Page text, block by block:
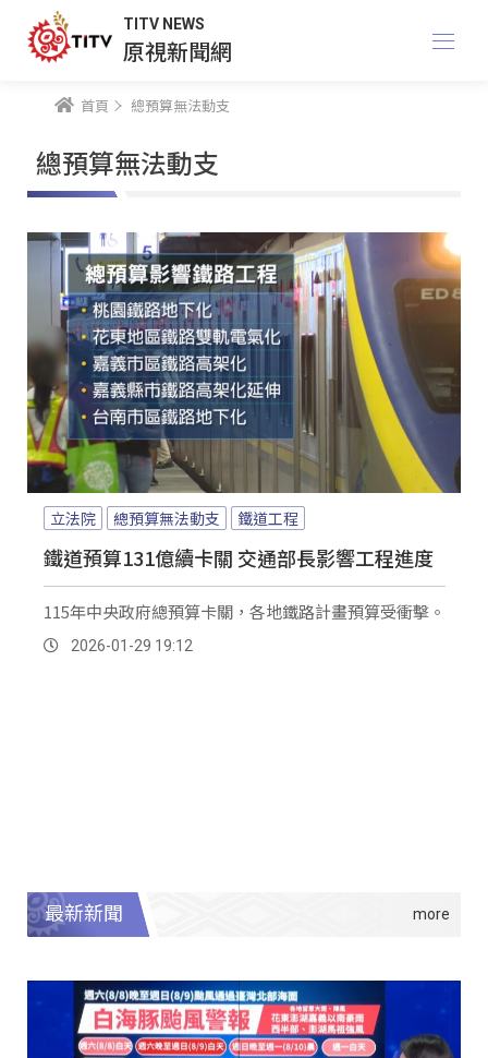
TITV NEWS
原視新聞網
首頁 總預算無法動支
總預算無法動支
立法院 總預算無法動支 鐵道工程
鐵道預算131億續卡關 交通部長影響工程進度
115年中央政府總預算卡關，各地鐵路計畫預算受衝擊。
2026-01-29 19:12
最新新聞